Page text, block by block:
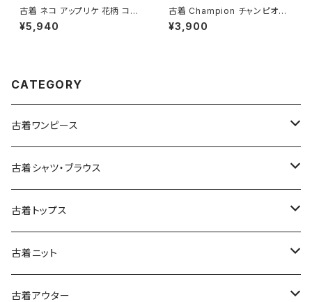
古着 ネコ アップリケ 花柄 コッ
トン ミニ丈 半袖 ワンピース 緑
(oa2607077)
¥5,940
古着 Champion チャンピオン
NEW MEXICO LOBOS プリン
ト カットソー 長袖 Ｔシャツ 赤 (t
¥3,900
CATEGORY
古着ワンピース
古着長袖ワンピース
古着半袖ワンピース
古着ノースリーブワンピース
古着キャミソールワンピース
古着シャツ・ブラウス
古着長袖シャツ・ブラウス
古着半袖シャツ・ブラウス
古着ノースリーブシャツ・ブラウス
古着トップス
古着スウェット&パーカー
古着スウェット
古着プルオーバー
古着ニット
古着セーター
古着アウター